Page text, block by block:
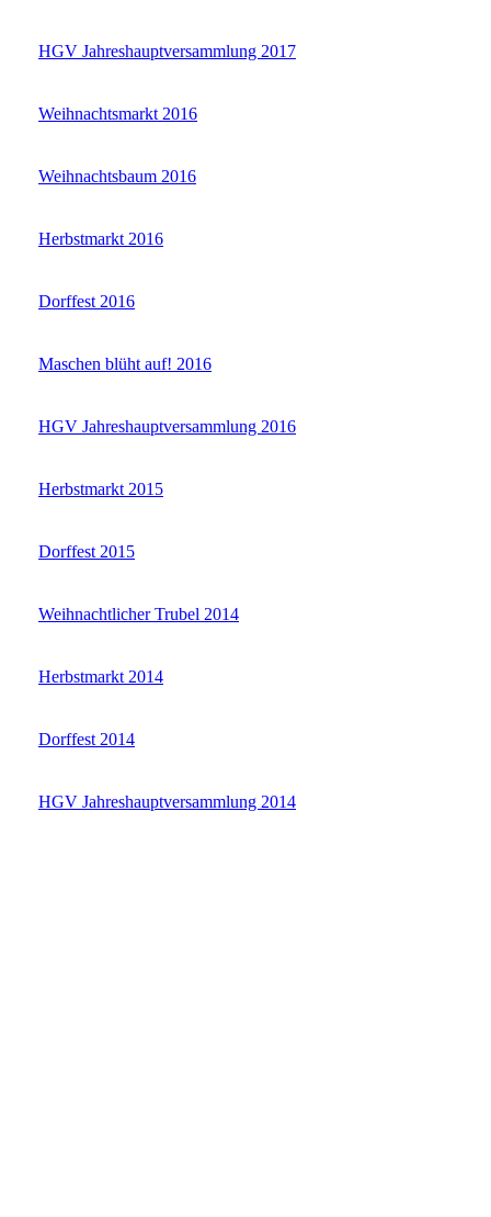
HGV Jahreshauptversammlung 2017
Weihnachtsmarkt 2016
Weihnachtsbaum 2016
Herbstmarkt 2016
Dorffest 2016
Maschen blüht auf! 2016
HGV Jahreshauptversammlung 2016
Herbstmarkt 2015
Dorffest 2015
Weihnachtlicher Trubel 2014
Herbstmarkt 2014
Dorffest 2014
HGV Jahreshauptversammlung 2014